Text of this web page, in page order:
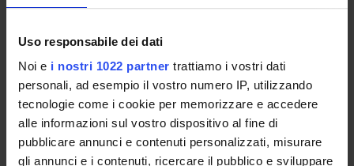
Uso responsabile dei dati
Noi e i nostri 1022 partner trattiamo i vostri dati
personali, ad esempio il vostro numero IP, utilizzando
tecnologie come i cookie per memorizzare e accedere
alle informazioni sul vostro dispositivo al fine di
pubblicare annunci e contenuti personalizzati, misurare
gli annunci e i contenuti, ricercare il pubblico e sviluppare
27 C 3° 1
29 B 3° 1 Malattie apparato visivo 3 (MED/30)
30 Malattie odontostomatologiche 3